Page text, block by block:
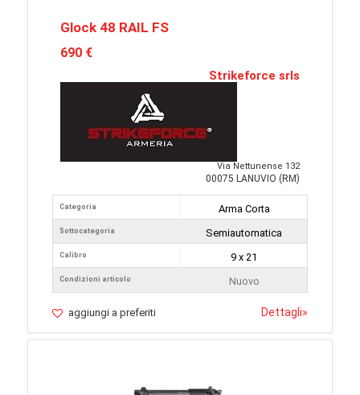
Glock 48 RAIL FS
690 €
Strikeforce srls
Via Nettunense 132
00075 LANUVIO (RM)
Categoria
Sottocategoria
Calibro
Condizioni articolo
Arma Corta
Semiautomatica
9 x 21
Nuovo
aggiungi a preferiti Dettagli»